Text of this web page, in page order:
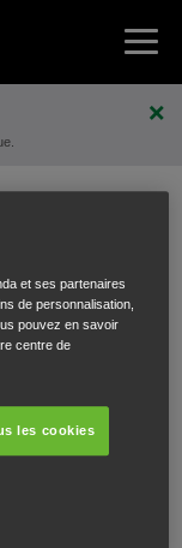
et ses partenaires
de personnalisation,
pouvez en savoir
centre de
les cookies